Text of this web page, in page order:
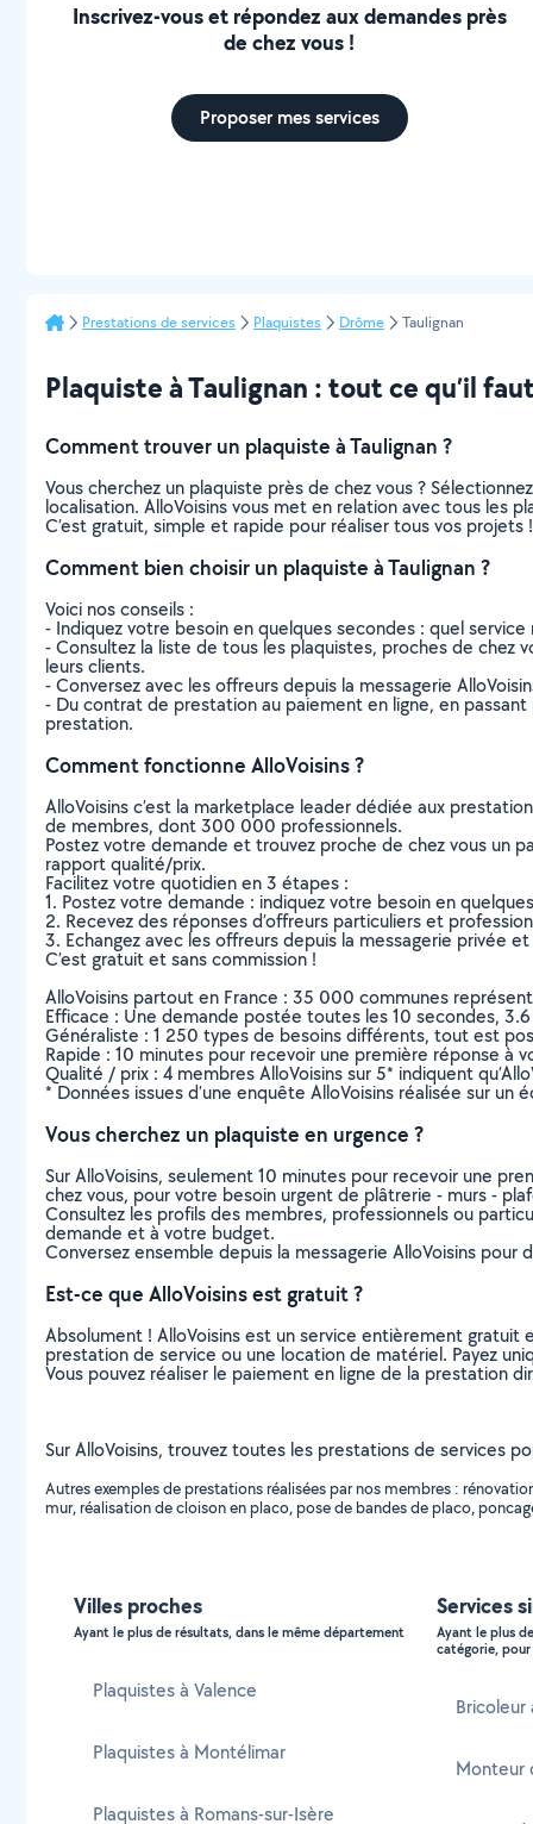
Inscrivez-vous et répondez aux demandes près
de chez vous !
Proposer mes services
Prestations de services Plaquistes Drôme Taulignan
Plaquiste à Taulignan : tout ce qu’il
Comment trouver un plaquiste à Taulignan ?
Vous cherchez un plaquiste près de chez vous ?
localisation. AlloVoisins vous met en relation avec tous les
C’est gratuit, simple et rapide pour réaliser tous vos projets !
Comment bien choisir un plaquiste à Taulignan ?
Voici nos conseils :
- Indiquez votre besoin en quelques secondes : quel
- Consultez la liste de tous les plaquistes, proches de chez
leurs clients.
- Conversez avec les offreurs depuis la messagerie
- Du contrat de prestation au paiement en ligne, en
prestation.
Comment fonctionne AlloVoisins ?
AlloVoisins c’est la marketplace leader dédiée aux
de membres, dont 300 000 professionnels.
Postez votre demande et trouvez proche de chez vous un
rapport qualité/prix.
Facilitez votre quotidien en 3 étapes :
1. Postez votre demande : indiquez votre besoin en
2. Recevez des réponses d’offreurs particuliers et
3. Echangez avec les offreurs depuis la messagerie privée
C’est gratuit et sans commission !
AlloVoisins partout en France : 35 000 communes
Efficace : Une demande postée toutes les 10 secondes,
Généraliste : 1 250 types de besoins différents, tout est
Rapide : 10 minutes pour recevoir une première réponse à
Qualité / prix : 4 membres AlloVoisins sur 5* indiquent
* Données issues d’une enquête AlloVoisins réalisée sur
Vous cherchez un plaquiste en urgence ?
Sur AlloVoisins, seulement 10 minutes pour recevoir une
chez vous, pour votre besoin urgent de plâtrerie - murs -
Consultez les profils des membres, professionnels ou
demande et à votre budget.
Conversez ensemble depuis la messagerie AlloVoisins
Est-ce que AlloVoisins est gratuit ?
Absolument ! AlloVoisins est un service entièrement gratuit
prestation de service ou une location de matériel. Payez
Vous pouvez réaliser le paiement en ligne de la prestation
Sur AlloVoisins, trouvez toutes les prestations de services
Autres exemples de prestations réalisées par nos membres :
mur, réalisation de cloison en placo, pose de bandes de placo,
Villes proches
Ayant le plus de résultats, dans le même département
Plaquistes à Valence
Plaquistes à Montélimar
Plaquistes à Romans-sur-Isère
Services
Ayant le plus
catégorie,
Bricoleur
Monteur